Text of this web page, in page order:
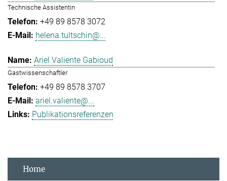
Technische Assistentin
+49 89 8578 3072
helena.tultschin@...
Ariel Valiente Gabioud
Gastwissenschaftler
+49 89 8578 3707
ariel.valiente@...
Publikationsreferenzen
Home